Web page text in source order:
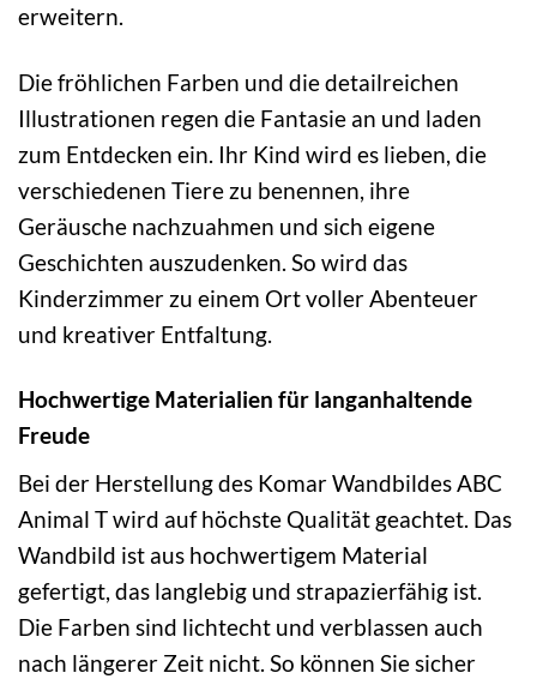
erweitern.
Die fröhlichen Farben und die detailreichen
Illustrationen regen die Fantasie an und laden
zum Entdecken ein. Ihr Kind wird es lieben, die
verschiedenen Tiere zu benennen, ihre
Geräusche nachzuahmen und sich eigene
Geschichten auszudenken. So wird das
Kinderzimmer zu einem Ort voller Abenteuer
und kreativer Entfaltung.
Hochwertige Materialien für langanhaltende
Freude
Bei der Herstellung des Komar Wandbildes ABC
Animal T wird auf höchste Qualität geachtet. Das
Wandbild ist aus hochwertigem Material
gefertigt, das langlebig und strapazierfähig ist.
Die Farben sind lichtecht und verblassen auch
nach längerer Zeit nicht. So können Sie sicher